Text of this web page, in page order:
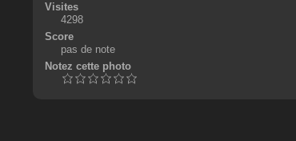
Visites
4298
Score
pas de note
Notez cette photo